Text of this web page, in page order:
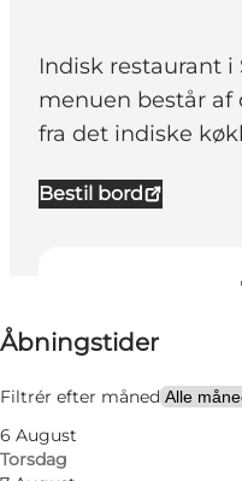
Indisk restaurant i
menuen består
fra det indiske
Bestil bord
Åbningstider
Filtrér efter måned
6 August
Torsdag
Besøg hjemmeside
Venner, Min